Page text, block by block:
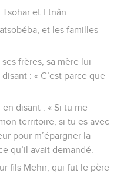
et Etnân.
et les familles
frères, sa mère lui
: « C’est parce que
disant : « Si tu me
territoire, si tu es avec
pour m’épargner la
qu’il avait demandé.
fils Mehir, qui fut le père